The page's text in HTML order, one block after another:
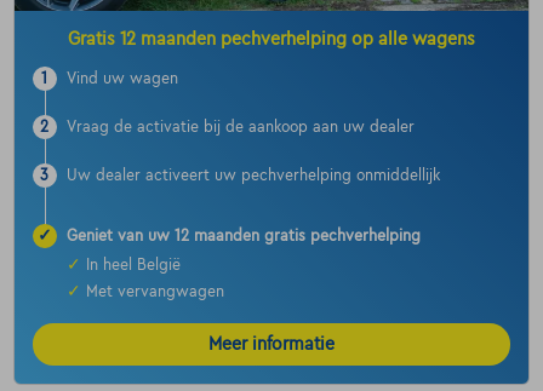
Gratis 12 maanden pechverhelping op alle wagens
1 Vind uw wagen
2 Vraag de activatie bij de aankoop aan uw dealer
3 Uw dealer activeert uw pechverhelping onmiddellijk
✓
Geniet van uw 12 maanden gratis pechverhelping
✓
In heel België
✓
Met vervangwagen
Meer informatie